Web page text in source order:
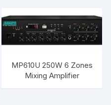
MP610U 250W 6 Zones
Mixing Amplifier